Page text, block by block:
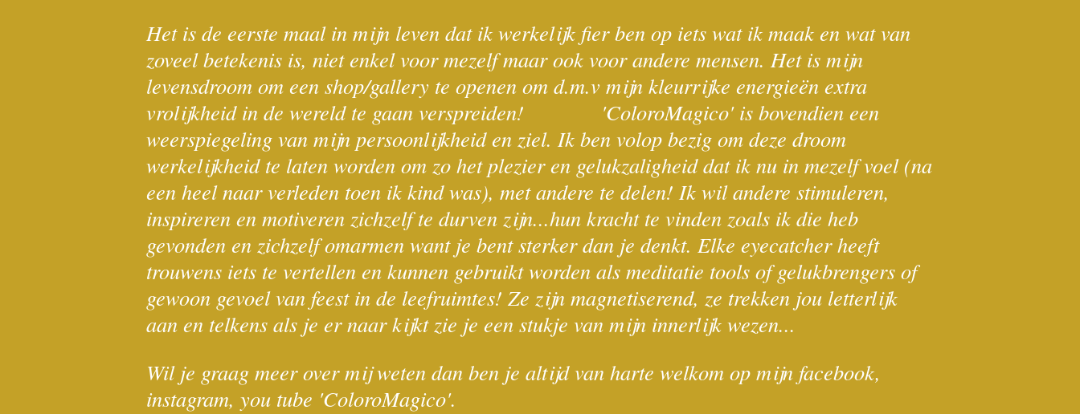
Het is de eerste maal in mijn leven dat ik werkelijk fier ben op iets wat ik maak en wat van
zoveel betekenis is, niet enkel voor mezelf maar ook voor andere mensen. Het is mijn
levensdroom om een shop/gallery te openen om d.m.v mijn kleurrijke energieën extra
vrolijkheid in de wereld te gaan verspreiden! 'ColoroMagico' is bovendien een
weerspiegeling van mijn persoonlijkheid en ziel. Ik ben volop bezig om deze droom
werkelijkheid te laten worden om zo het plezier en gelukzaligheid dat ik nu in mezelf voel (na
een heel naar verleden toen ik kind was), met andere te delen! Ik wil andere stimuleren,
inspireren en motiveren zichzelf te durven zijn...hun kracht te vinden zoals ik die heb
gevonden en zichzelf omarmen want je bent sterker dan je denkt. Elke eyecatcher heeft
trouwens iets te vertellen en kunnen gebruikt worden als meditatie tools of gelukbrengers of
gewoon gevoel van feest in de leefruimtes! Ze zijn magnetiserend, ze trekken jou letterlijk
aan en telkens als je er naar kijkt zie je een stukje van mijn innerlijk wezen...
Wil je graag meer over mij weten dan ben je altijd van harte welkom op mijn facebook,
instagram, you tube 'ColoroMagico'.